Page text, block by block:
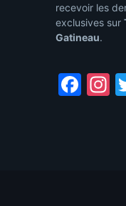
recevoir les
exclusives sur
Gatineau.